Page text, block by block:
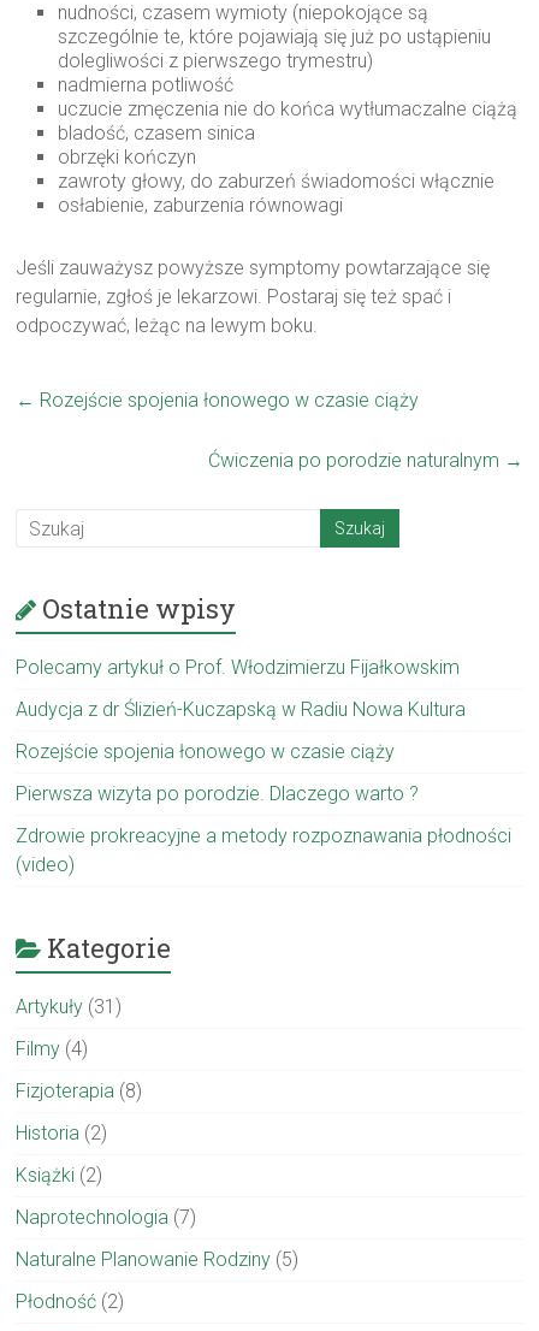
nudności, czasem wymioty (niepokojące są
szczególnie te, które pojawiają się już po ustąpieniu
dolegliwości z pierwszego trymestru)
nadmierna potliwość
uczucie zmęczenia nie do końca wytłumaczalne ciążą
bladość, czasem sinica
obrzęki kończyn
zawroty głowy, do zaburzeń świadomości włącznie
osłabienie, zaburzenia równowagi
Jeśli zauważysz powyższe symptomy powtarzające się
regularnie, zgłoś je lekarzowi. Postaraj się też spać i
odpoczywać, leżąc na lewym boku.
← Rozejście spojenia łonowego w czasie ciąży
Ćwiczenia po porodzie naturalnym →
Ostatnie wpisy
Polecamy artykuł o Prof. Włodzimierzu Fijałkowskim
Audycja z dr Ślizień-Kuczapską w Radiu Nowa Kultura
Rozejście spojenia łonowego w czasie ciąży
Pierwsza wizyta po porodzie. Dlaczego warto ?
Zdrowie prokreacyjne a metody rozpoznawania płodności
(video)
Kategorie
Artykuły (31)
Filmy (4)
Fizjoterapia (8)
Historia (2)
Książki (2)
Naprotechnologia (7)
Naturalne Planowanie Rodziny (5)
Płodność (2)